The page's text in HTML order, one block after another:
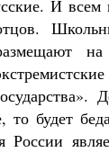
И всем
то будет
России